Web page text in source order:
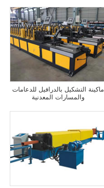
ماكينة التشكيل بالدرافيل للدعامات
والمسارات المعدنية